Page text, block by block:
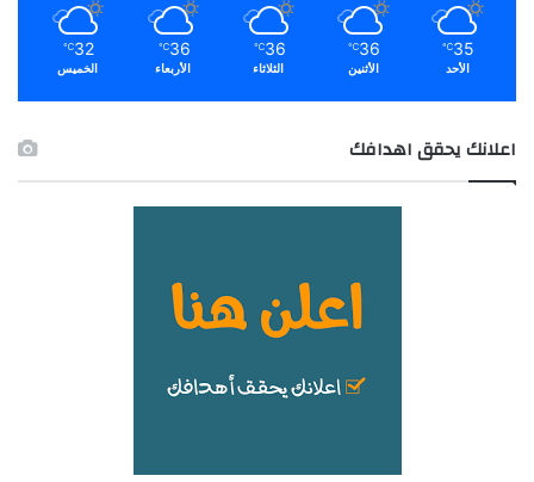
35
℃
الأحد
36
℃
الأثنين
36
℃
الثلاثاء
36
℃
الأربعاء
32
℃
الخميس
اعلانك يحقق اهدافك